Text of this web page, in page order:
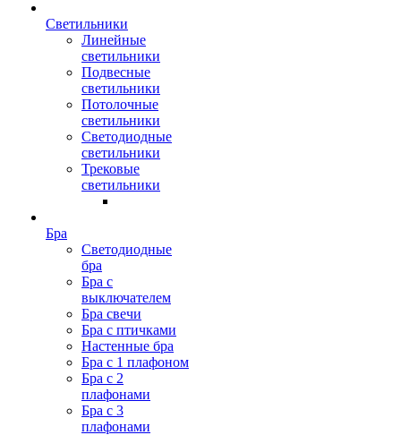
Светильники
Линейные
светильники
Подвесные
светильники
Потолочные
светильники
Светодиодные
светильники
Трековые
светильники
Бра
Светодиодные
бра
Бра с
выключателем
Бра свечи
Бра с птичками
Настенные бра
Бра с 1 плафоном
Бра с 2
плафонами
Бра с 3
плафонами